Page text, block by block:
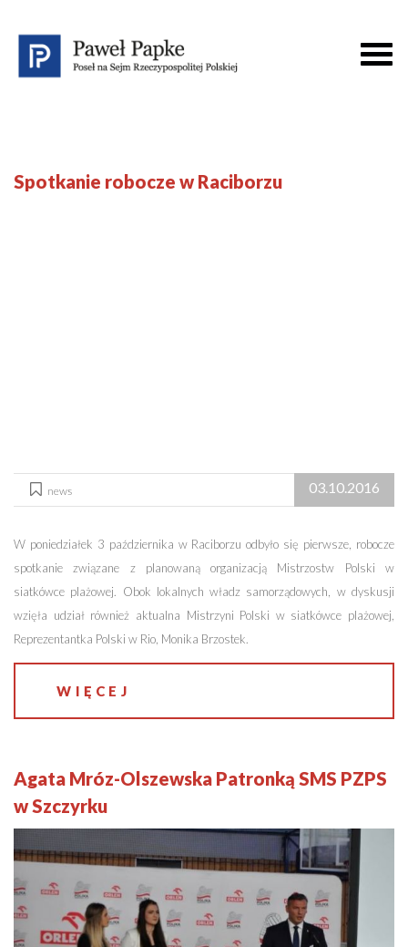
Spotkanie robocze w Raciborzu
news 03.10.2016
W poniedziałek 3 października w Raciborzu odbyło się pierwsze, robocze
spotkanie związane z planowaną organizacją Mistrzostw Polski w
siatkówce plażowej. Obok lokalnych władz samorządowych, w dyskusji
wzięła udział również aktualna Mistrzyni Polski w siatkówce plażowej,
Reprezentantka Polski w Rio, Monika Brzostek.
WIĘCEJ
Agata Mróz-Olszewska Patronką SMS PZPS
w Szczyrku